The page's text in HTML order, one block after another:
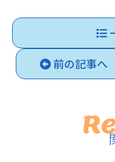
前の記事へ